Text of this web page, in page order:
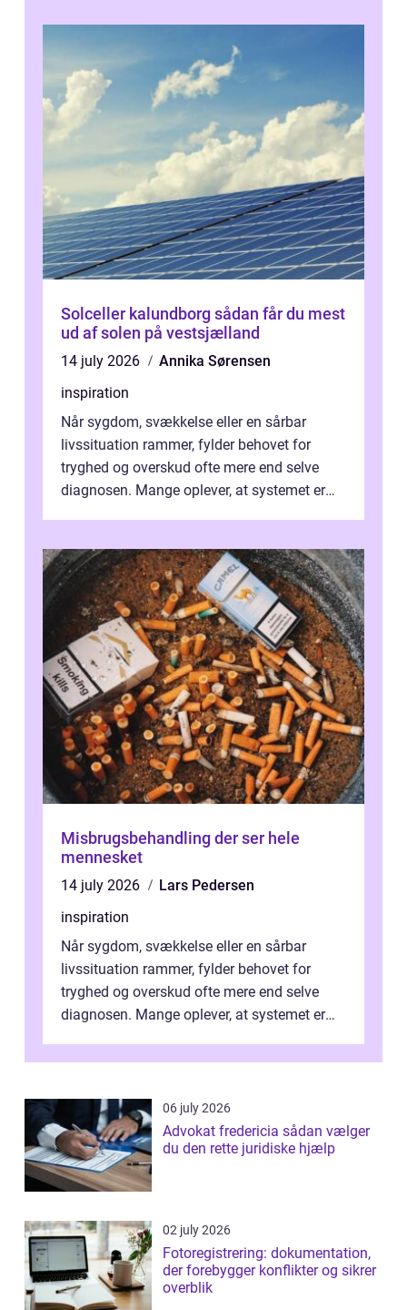
Solceller kalundborg sådan får du mest
ud af solen på vestsjælland
14 july 2026
Annika Sørensen
inspiration
Når sygdom, svækkelse eller en sårbar
livssituation rammer, fylder behovet for
tryghed og overskud ofte mere end selve
diagnosen. Mange oplever, at systemet er
Misbrugsbehandling der ser hele
mennesket
14 july 2026
Lars Pedersen
inspiration
Når sygdom, svækkelse eller en sårbar
livssituation rammer, fylder behovet for
tryghed og overskud ofte mere end selve
diagnosen. Mange oplever, at systemet er
06 july 2026
Advokat fredericia sådan vælger
du den rette juridiske hjælp
02 july 2026
Fotoregistrering: dokumentation,
der forebygger konflikter og sikrer
overblik